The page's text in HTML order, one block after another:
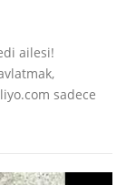
ailesi!
sadece